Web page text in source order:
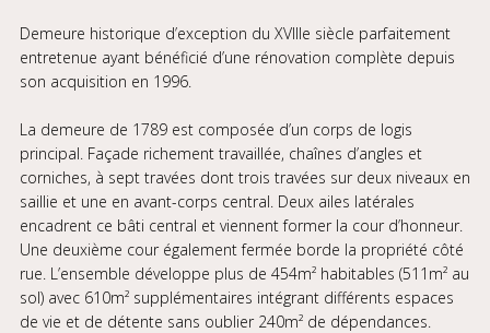
Demeure historique d’exception du XVIIIe siècle parfaitement
entretenue ayant bénéficié d’une rénovation complète depuis
son acquisition en 1996.
La demeure de 1789 est composée d’un corps de logis
principal. Façade richement travaillée, chaînes d’angles et
corniches, à sept travées dont trois travées sur deux niveaux en
saillie et une en avant-corps central. Deux ailes latérales
encadrent ce bâti central et viennent former la cour d’honneur.
Une deuxième cour également fermée borde la propriété côté
rue. L’ensemble développe plus de 454m² habitables (511m² au
sol) avec 610m² supplémentaires intégrant différents espaces
de vie et de détente sans oublier 240m² de dépendances.